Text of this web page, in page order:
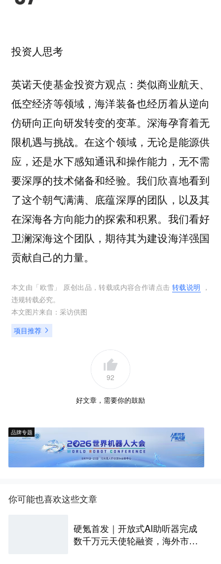
投资人思考
英诺天使基金投资方观点： 类似商业航天、
低空经济等领域，海洋装备也经历着从逆向
仿研向正向研发转变的变革。深海孕育着无
限机遇与挑战。在这个领域，无论是能源供
应，还是水下感知通讯和操作能力，无不需
要深厚的技术储备和经验。我们欣喜地看到
了这个朝气满满、底蕴深厚的团队，以及其
在深海各方向能力的探索和积累。我们看好
卫澜深海这个团队，期待其为建设海洋强国
贡献自己的力量。
本文由「 欧雪 」 原创出品，转载或内容合作请点击 转载说明 ，
违规转载必究。
本文图片来自： 采访供图
项目推荐
92
好文章，需要你的鼓励
品牌专题
你可能也喜欢这些文章
硬氪首发｜开放式AI助听器完成
数千万元天使轮融资，海外市场